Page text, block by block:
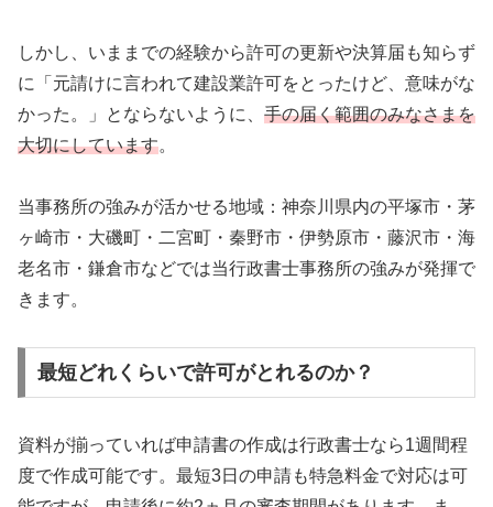
しかし、いままでの経験から許可の更新や決算届も知らず
に「元請けに言われて建設業許可をとったけど、意味がな
かった。」とならないように、 手の届く範囲のみなさまを
大切にしています。
当事務所の強みが活かせる地域：神奈川県内の平塚市・茅
ヶ崎市・大磯町・二宮町・秦野市・伊勢原市・藤沢市・海
老名市・鎌倉市などでは当行政書士事務所の強みが発揮で
きます。
最短どれくらいで許可がとれるのか？
資料が揃っていれば申請書の作成は行政書士なら1週間程
度で作成可能です。最短3日の申請も特急料金で対応は可